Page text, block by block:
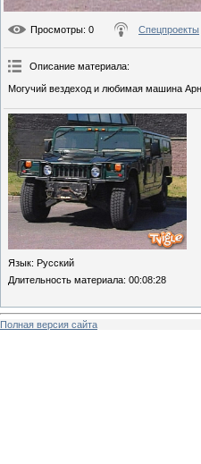
Просмотры: 0 Спецпроекты
Описание материала:
Могучий вездеход и любимая машина
Язык: Русский
Длительность материала: 00:08:28
Полная версия сайта